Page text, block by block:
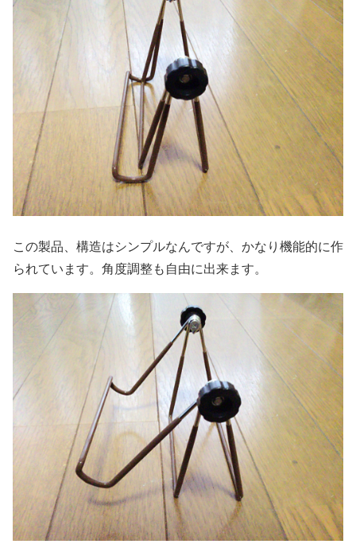
この製品、構造はシンプルなんですが、かなり機能的に作
られています。角度調整も自由に出来ます。